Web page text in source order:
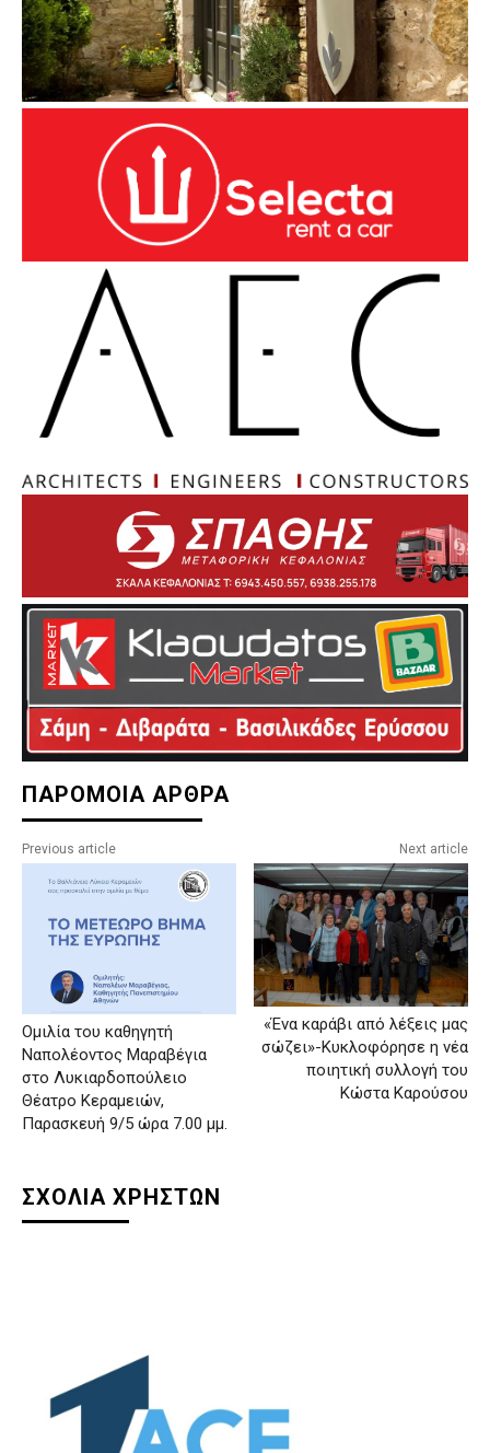
ΠΑΡΟΜΟΙΑ ΑΡΘΡΑ
Previous article
Ομιλία του καθηγητή
Ναπολέοντος Μαραβέγια
στο Λυκιαρδοπούλειο
Θέατρο Κεραμειών,
Παρασκευή 9/5 ώρα 7.00 μμ.
Next article
«Ένα καράβι από λέξεις μας
σώζει»-Κυκλοφόρησε η νέα
ποιητική συλλογή του
Κώστα Καρούσου
ΣΧΟΛΙΑ ΧΡΗΣΤΩΝ